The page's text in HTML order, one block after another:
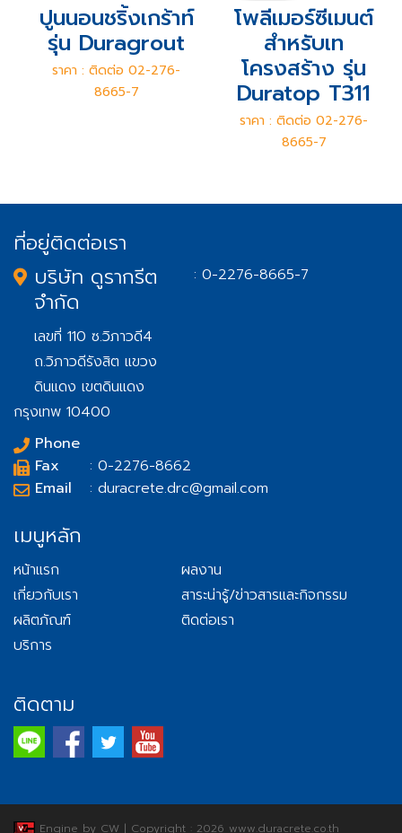
ปูนนอนชริ้งเกร้าท์
รุ่น Duragrout
ราคา : ติดต่อ 02-276-
8665-7
โพลีเมอร์ซีเมนต์
สำหรับเท
โครงสร้าง รุ่น
Duratop T311
ราคา : ติดต่อ 02-276-
8665-7
ที่อยู่ติดต่อเรา
บริษัท ดูรากรีต
จำกัด
เลขที่ 110 ซ.วิภาวดี4
ถ.วิภาวดีรังสิต แขวง
ดินแดง เขตดินแดง
กรุงเทพ 10400
Phone
: 0-2276-8665-7
Fax
: 0-2276-8662
Email
: duracrete.drc@gmail.com
เมนูหลัก
หน้าแรก
เกี่ยวกับเรา
ผลิตภัณฑ์
บริการ
ผลงาน
สาระน่ารู้/ข่าวสารและกิจกรรม
ติดต่อเรา
ติดตาม
Engine by CW | Copyright : 2026 www.duracrete.co.th